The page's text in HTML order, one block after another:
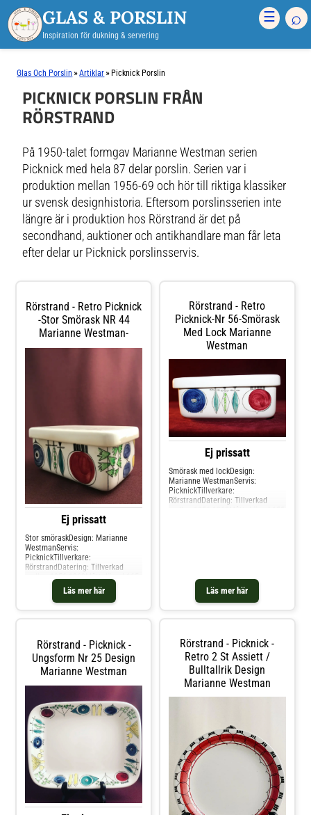
GLAS & PORSLIN
Inspiration för dukning & servering
☰ ⌕
Glas Och Porslin »Artiklar » Picknick Porslin
PICKNICK PORSLIN FRÅN
RÖRSTRAND
På 1950-talet formgav Marianne Westman serien
Picknick med hela 87 delar porslin. Serien var i
produktion mellan 1956-69 och hör till riktiga klassiker
ur svensk designhistoria. Eftersom porslinsserien inte
längre är i produktion hos Rörstrand är det på
secondhand, auktioner och antikhandlare man får leta
efter delar ur Picknick porslinsservis.
Rörstrand - Retro Picknick
-Stor Smörask NR 44
Marianne Westman-
Ej prissatt
Läs mer här
Stor smöraskDesign: Marianne
WestmanServis:
PicknickTillverkare:
RörstrandDatering: Tillverkad
mellan 1956-1969Mått: längd 165
mm.bred 105 mm,höjd 80
mmMärkningar: En fabriksstämpel
från Rörstrand ,Picknick ovenvare
Rörstrand - Retro
Picknick-Nr 56-Smörask
Med Lock Marianne
Westman
Ej prissatt
Läs mer här
Smörask med lockDesign:
Marianne WestmanServis:
PicknickTillverkare:
RörstrandDatering: Tillverkad
Rörstrand - Picknick -
Ungsform Nr 25 Design
Marianne Westman
Rörstrand - Picknick -
Retro 2 St Assiett /
Bulltallrik Design
Marianne Westman